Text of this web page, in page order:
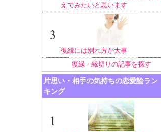
えてみたいと思います
復縁には別れ方が大事
復縁・縁切りの記事を探す
片思い・相手の気持ちの恋愛論ラン
キング